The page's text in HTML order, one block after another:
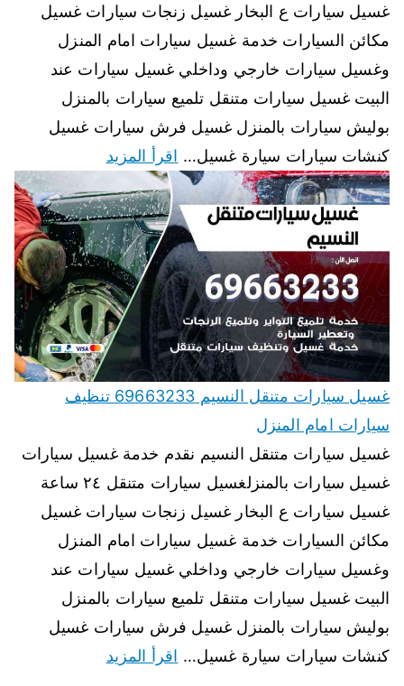
غسيل سيارات ع البخار غسيل زنجات سيارات غسيل
مكائن السيارات خدمة غسيل سيارات امام المنزل
وغسيل سيارات خارجي وداخلي غسيل سيارات عند
البيت غسيل سيارات متنقل تلميع سيارات بالمنزل
بوليش سيارات بالمنزل غسيل فرش سيارات غسيل
كنشات سيارات سيارة غسيل… اقرأ المزيد
غسيل سيارات متنقل النسيم 69663233 تنظيف
سيارات امام المنزل
غسيل سيارات متنقل النسيم نقدم خدمة غسيل سيارات
غسيل سيارات بالمنزلغسيل سيارات متنقل ٢٤ ساعة
غسيل سيارات ع البخار غسيل زنجات سيارات غسيل
مكائن السيارات خدمة غسيل سيارات امام المنزل
وغسيل سيارات خارجي وداخلي غسيل سيارات عند
البيت غسيل سيارات متنقل تلميع سيارات بالمنزل
بوليش سيارات بالمنزل غسيل فرش سيارات غسيل
كنشات سيارات سيارة غسيل… اقرأ المزيد